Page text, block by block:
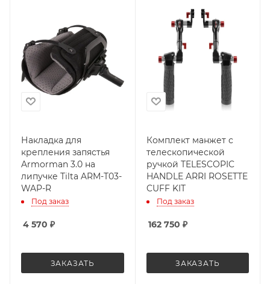
Накладка для
крепления запястья
Armorman 3.0 на
липучке Tilta ARM-T03-
WAP-R
Под заказ
4 570 ₽
ЗАКАЗАТЬ
Комплект манжет с
телескопической
ручкой TELESCOPIC
HANDLE ARRI ROSETTE
CUFF KIT
Под заказ
162 750 ₽
ЗАКАЗАТЬ